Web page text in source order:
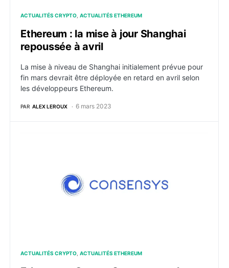
ACTUALITÉS CRYPTO ACTUALITÉS ETHEREUM
Ethereum : la mise à jour Shanghai
repoussée à avril
La mise à niveau de Shanghai initialement prévue pour
fin mars devrait être déployée en retard en avril selon
les développeurs Ethereum.
PAR ALEX LEROUX 6 mars 2023
ACTUALITÉS CRYPTO ACTUALITÉS ETHEREUM